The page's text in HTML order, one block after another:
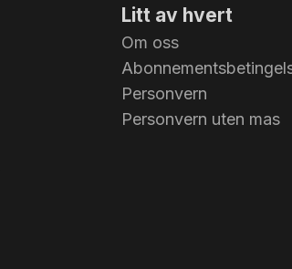
Litt av hvert
Om oss
Personvern
Personvern uten mas